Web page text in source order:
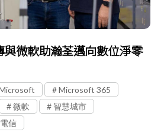
與微軟助瀚荃邁向數位淨零
Microsoft 365
微軟
智慧城市
信